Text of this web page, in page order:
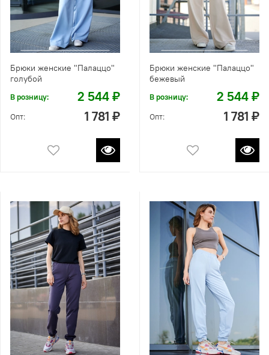
Брюки женские "Палаццо"
голубой
В розницу: 2 544 ₽
Опт: 1 781 ₽
Брюки женские "Палаццо"
бежевый
В розницу: 2 544 ₽
Опт: 1 781 ₽